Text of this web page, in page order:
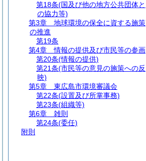
第18条(国及び他の地方公共団体と
の協力等)
第3章
地球環境の保全に資する施策
の推進
第19条
第4章
情報の提供及び市民等の参画
第20条(情報の提供)
第21条(市民等の意見の施策への反
映)
第5章
東広島市環境審議会
第22条(設置及び所掌事務)
第23条(組織等)
第6章
雑則
第24条(委任)
附則